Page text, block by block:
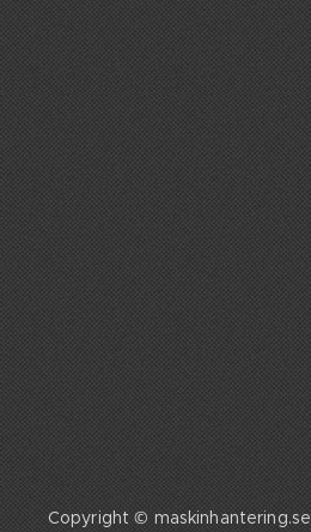
Copyright © maskinhantering.se